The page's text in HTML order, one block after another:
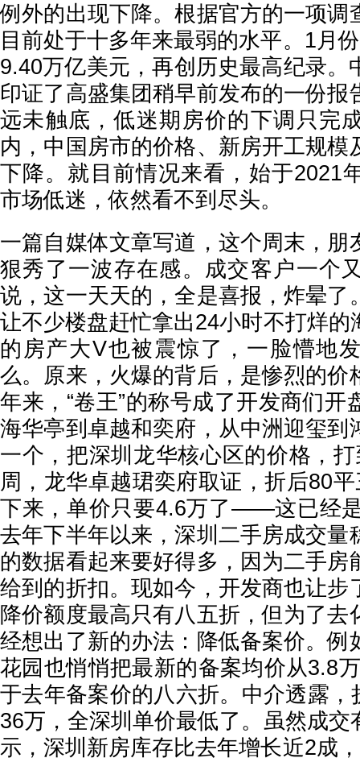
例外的出现下降。根据官方的一项调
目前处于十多年来最弱的水平。1月
9.40万亿美元，再创历史最高纪录。
印证了高盛集团稍早前发布的一份报
远未触底，低迷期房价的下调只完
内，中国房市的价格、新房开工规模
下降。就目前情况来看，始于2021
市场低迷，依然看不到尽头。
一篇自媒体文章写道，这个周末，朋
狠秀了一波存在感。成交客户一个
说，这一天天的，全是喜报，炸晕了
让不少楼盘赶忙拿出24小时不打烊的
的房产大V也被震惊了，一脸懵地
么。原来，火爆的背后，是惨烈的价
年来，“卷王”的称号成了开发商们开
海华亭到卓越和奕府，从中洲迎玺到
一个，把深圳龙华核心区的价格，
周，龙华卓越珺奕府取证，折后80
下来，单价只要4.6万了——这已经
去年下半年以来，深圳二手房成交量
的数据看起来要好得多，因为二手房
给到的折扣。现如今，开发商也让步
降价额度最高只有八五折，但为了去
经想出了新的办法：降低备案价。例
花园也悄悄把最新的备案均价从3.8
于去年备案价的八六折。中介透露
36万，全深圳单价最低了。虽然成交
示，深圳新房库存比去年增长近2成